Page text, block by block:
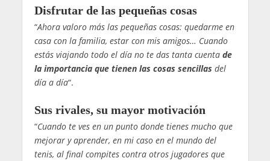
Disfrutar de las pequeñas cosas
“Ahora valoro más las pequeñas cosas: quedarme en
casa con la familia, estar con mis amigos… Cuando
estás viajando todo el día no te das tanta cuentade
la importancia que tienen las cosas sencillas del
día a día“.
Sus rivales, su mayor motivación
“Cuando te ves en un punto donde tienes mucho que
mejorar y aprender, en mi caso en el mundo del
tenis, al final compites contra otros jugadores que